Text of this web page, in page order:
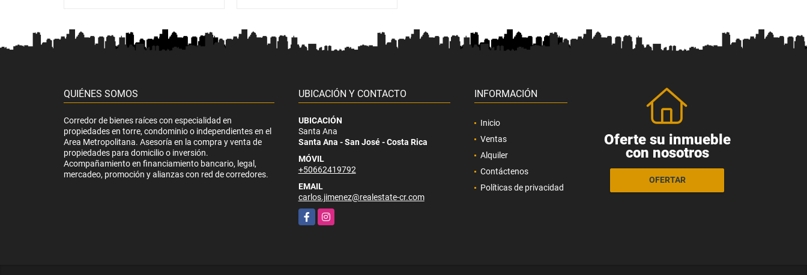
QUIÉNES SOMOS
Corredor de bienes raíces con especialidad en
propiedades en torre, condominio o independientes en el
Area Metropolitana. Asesoría en la compra y venta de
propiedades para domicilio o inversión.
Acompañamiento en financiamiento bancario, legal,
mercadeo, promoción y alianzas con red de corredores.
UBICACIÓN Y CONTACTO
UBICACIÓN
Santa Ana
Santa Ana - San José - Costa Rica
MÓVIL
+50662419792
EMAIL
carlos.jimenez@realestate-cr.com
FacebookInstagram
INFORMACIÓN
Inicio
Ventas
Alquiler
Contáctenos
Políticas de privacidad
Oferte su inmueble
con nosotros
OFERTAR